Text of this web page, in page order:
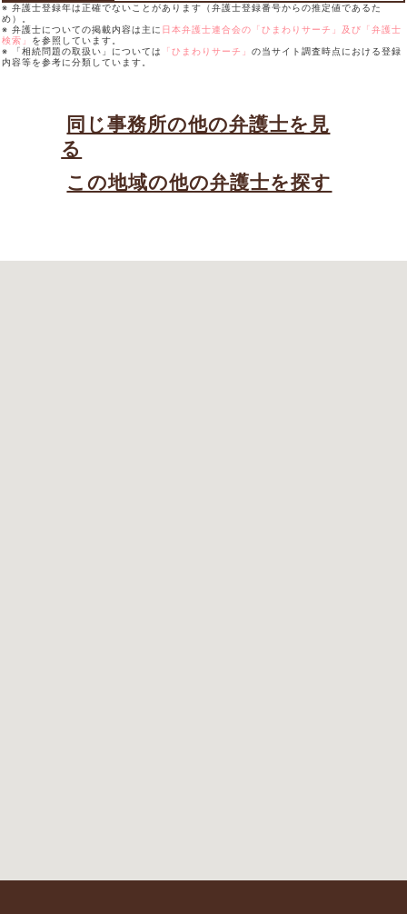
※ 弁護士登録年は正確でないことがあります（弁護士登録番号からの推定値であるた
め）。
※ 弁護士についての掲載内容は主に 日本弁護士連合会の「ひまわりサーチ」及び「弁護士
検索」 を参照しています。
※ 「相続問題の取扱い」については
「ひまわりサーチ」 の当サイト調査時点における登録
内容等を参考に分類しています。
同じ事務所の他の弁護士を見
る
この地域の他の弁護士を探す